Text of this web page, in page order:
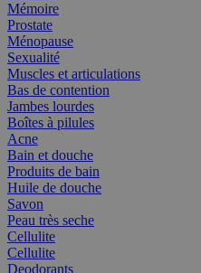
Mémoire
Prostate
Ménopause
Sexualité
Muscles et articulations
Bas de contention
Jambes lourdes
Boîtes à pilules
Acne
Bain et douche
Produits de bain
Huile de douche
Savon
Peau très seche
Cellulite
Cellulite
Deodorants